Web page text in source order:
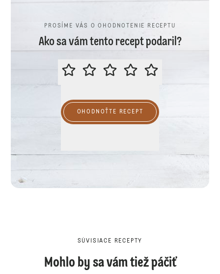
PROSÍME VÁS O OHODNOTENIE RECEPTU
Ako sa vám tento recept podaril?
PROSÍME VÁS O OHODNOTENIE
OHODNOŤTE RECEPT
SÚVISIACE RECEPTY
Mohlo by sa vám tiež páčiť